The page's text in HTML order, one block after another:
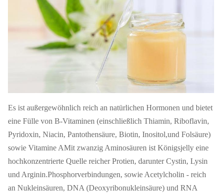
Es ist außergewöhnlich reich an natürlichen Hormonen und bietet
eine Fülle von B-Vitaminen (einschließlich Thiamin, Riboflavin,
Pyridoxin, Niacin, Pantothensäure, Biotin, Inositol,und Folsäure)
sowie Vitamine AMit zwanzig Aminosäuren ist Königsjelly eine
hochkonzentrierte Quelle reicher Protien, darunter Cystin, Lysin
und Arginin.Phosphorverbindungen, sowie Acetylcholin - reich
an Nukleinsäuren, DNA (Deoxyribonukleinsäure) und RNA